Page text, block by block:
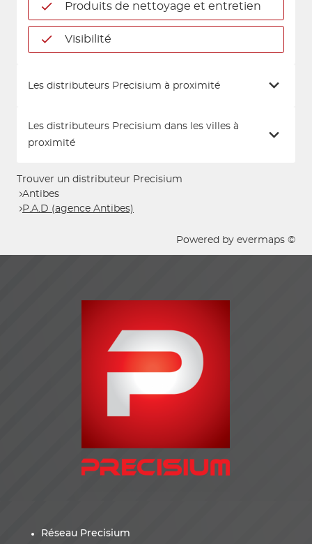
Produits de nettoyage et entretien
Visibilité
Les distributeurs Precisium à proximité
Les distributeurs Precisium dans les villes à
proximité
Trouver un distributeur Precisium
Antibes
P.A.D (agence Antibes)
Powered by evermaps ©
Réseau Precisium